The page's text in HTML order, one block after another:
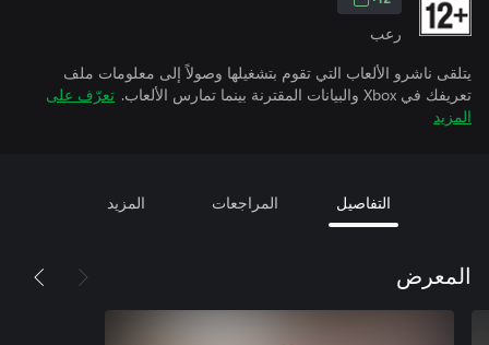
رعب
يتلقى ناشرو الألعاب التي تقوم بتشغيلها وصولاً إلى معلومات ملف
تعريفك في Xbox والبيانات المقترنة بينما تمارس الألعاب.
تعرّف على
المزيد
التفاصيل المراجعات المزيد
المعرض